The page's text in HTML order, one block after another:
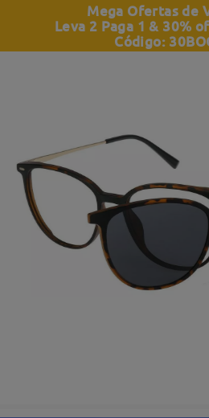
Mega Ofertas de
Leva 2 Paga 1 & 30%
Código: